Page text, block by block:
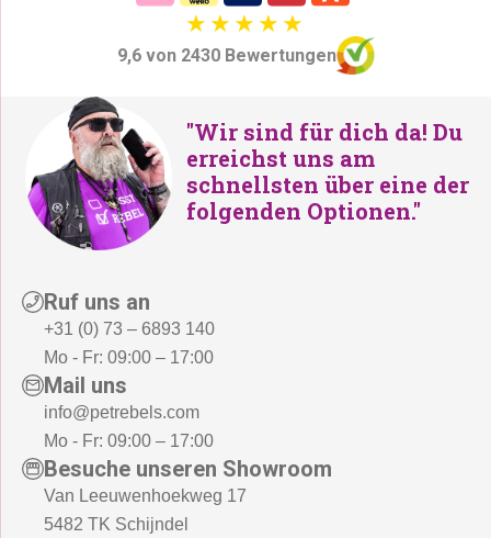
9,6 von 2430 Bewertungen
"Wir sind für dich da! Du
erreichst uns am
schnellsten über eine der
folgenden Optionen."
Ruf uns an
+31 (0) 73 – 6893 140
Mo - Fr: 09:00 – 17:00
Mail uns
info@petrebels.com
Mo - Fr: 09:00 – 17:00
Besuche unseren Showroom
Van Leeuwenhoekweg 17
5482 TK Schijndel